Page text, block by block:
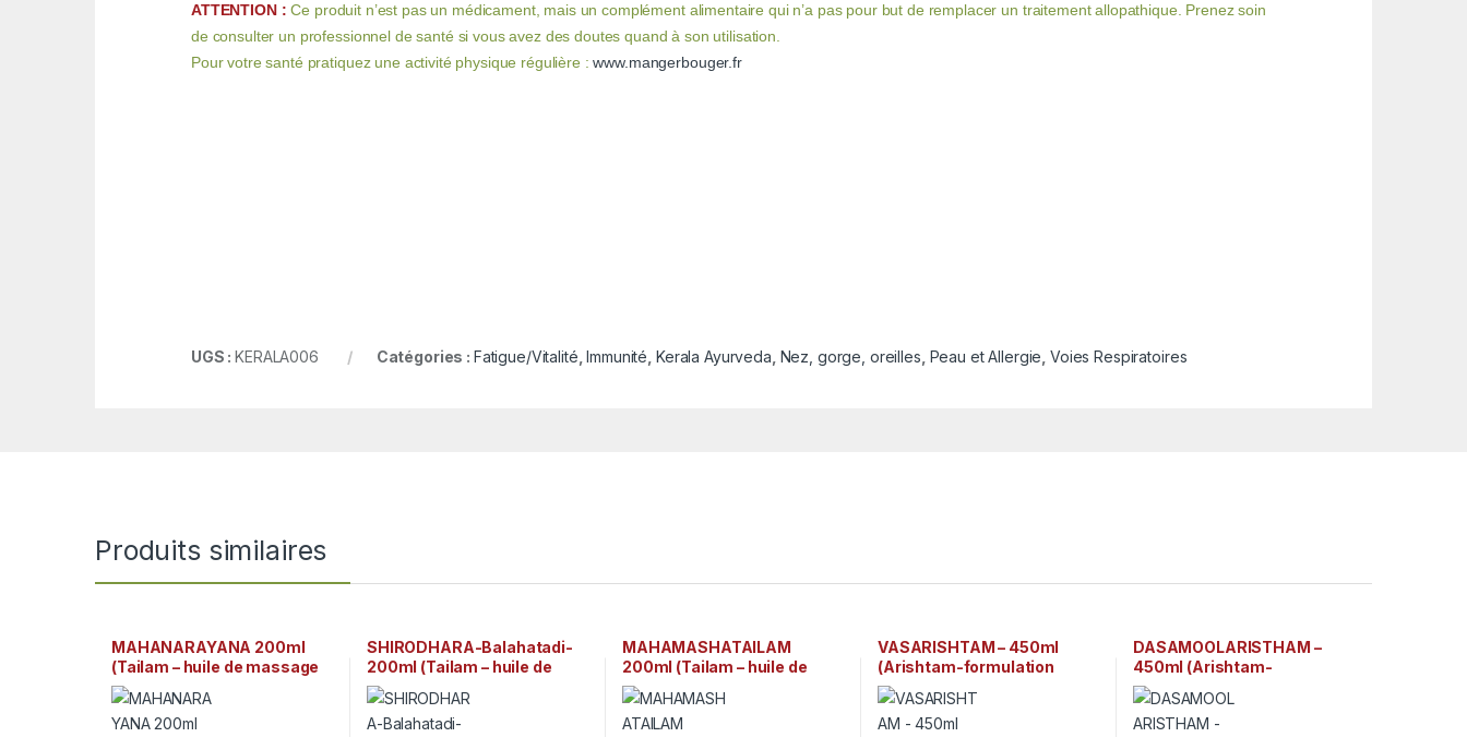
ATTENTION : Ce produit n’est pas un médicament, mais un complément alimentaire qui n’a pas pour but de remplacer un traitement allopathique. Prenez soin
de consulter un professionnel de santé si vous avez des doutes quand à son utilisation.
Pour votre santé pratiquez une activité physique régulière :www.mangerbouger.fr
UGS :KERALA006 Catégories : Fatigue/Vitalité ,Immunité Kerala Ayurveda Nez, gorge, oreilles Peau et Allergie ,Voies Respiratoires
Produits similaires
MAHANARAYANA 200ml
(Tailam – huile de massage
ayurvédique) Arya Vaidya
Sala Kottakkal
SHIRODHARA-Balahatadi-
200ml (Tailam – huile de
massage ayurvédique) Arya
Vaidya Sala Kottakkal
MAHAMASHATAILAM
200ml (Tailam – huile de
massage ayurvédique) Arya
Vaidya Sala Kottakkal
VASARISHTAM – 450ml
(Arishtam-formulation
ayurvédique traditionnelle)
Arya Vaidya Sala Kottakkal
DASAMOOLARISTHAM –
450ml (Arishtam-
formulation ayurvédique
traditionnelle) Arya Vaidya
Sala Kottakkal